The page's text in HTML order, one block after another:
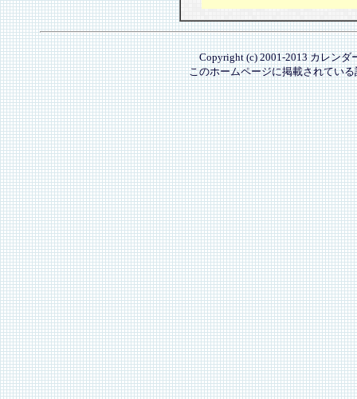
Copyright (c) 2001-2013 カレンダ
このホームページに掲載されてい